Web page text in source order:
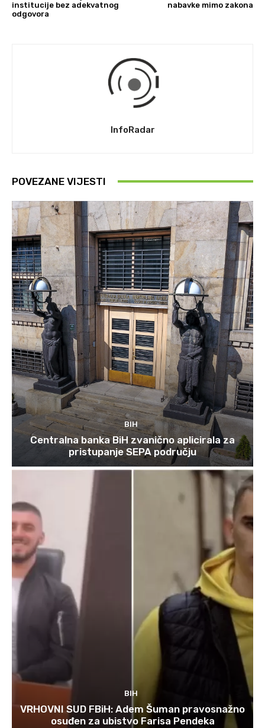
institucije bez adekvatnog
odgovora
nabavke mimo zakona
InfoRadar
POVEZANE VIJESTI
BIH
Centralna banka BiH zvanično aplicirala za
pristupanje SEPA području
BIH
VRHOVNI SUD FBiH: Adem Šuman pravosnažno
osuđen za ubistvo Farisa Pendeka